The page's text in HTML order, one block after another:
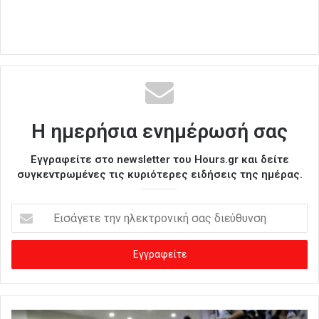
Η ημερήσια ενημέρωσή σας
Εγγραφείτε στο newsletter του Hours.gr και δείτε
συγκεντρωμένες τις κυριότερες ειδήσεις της ημέρας.
σ
γ
ε
ε